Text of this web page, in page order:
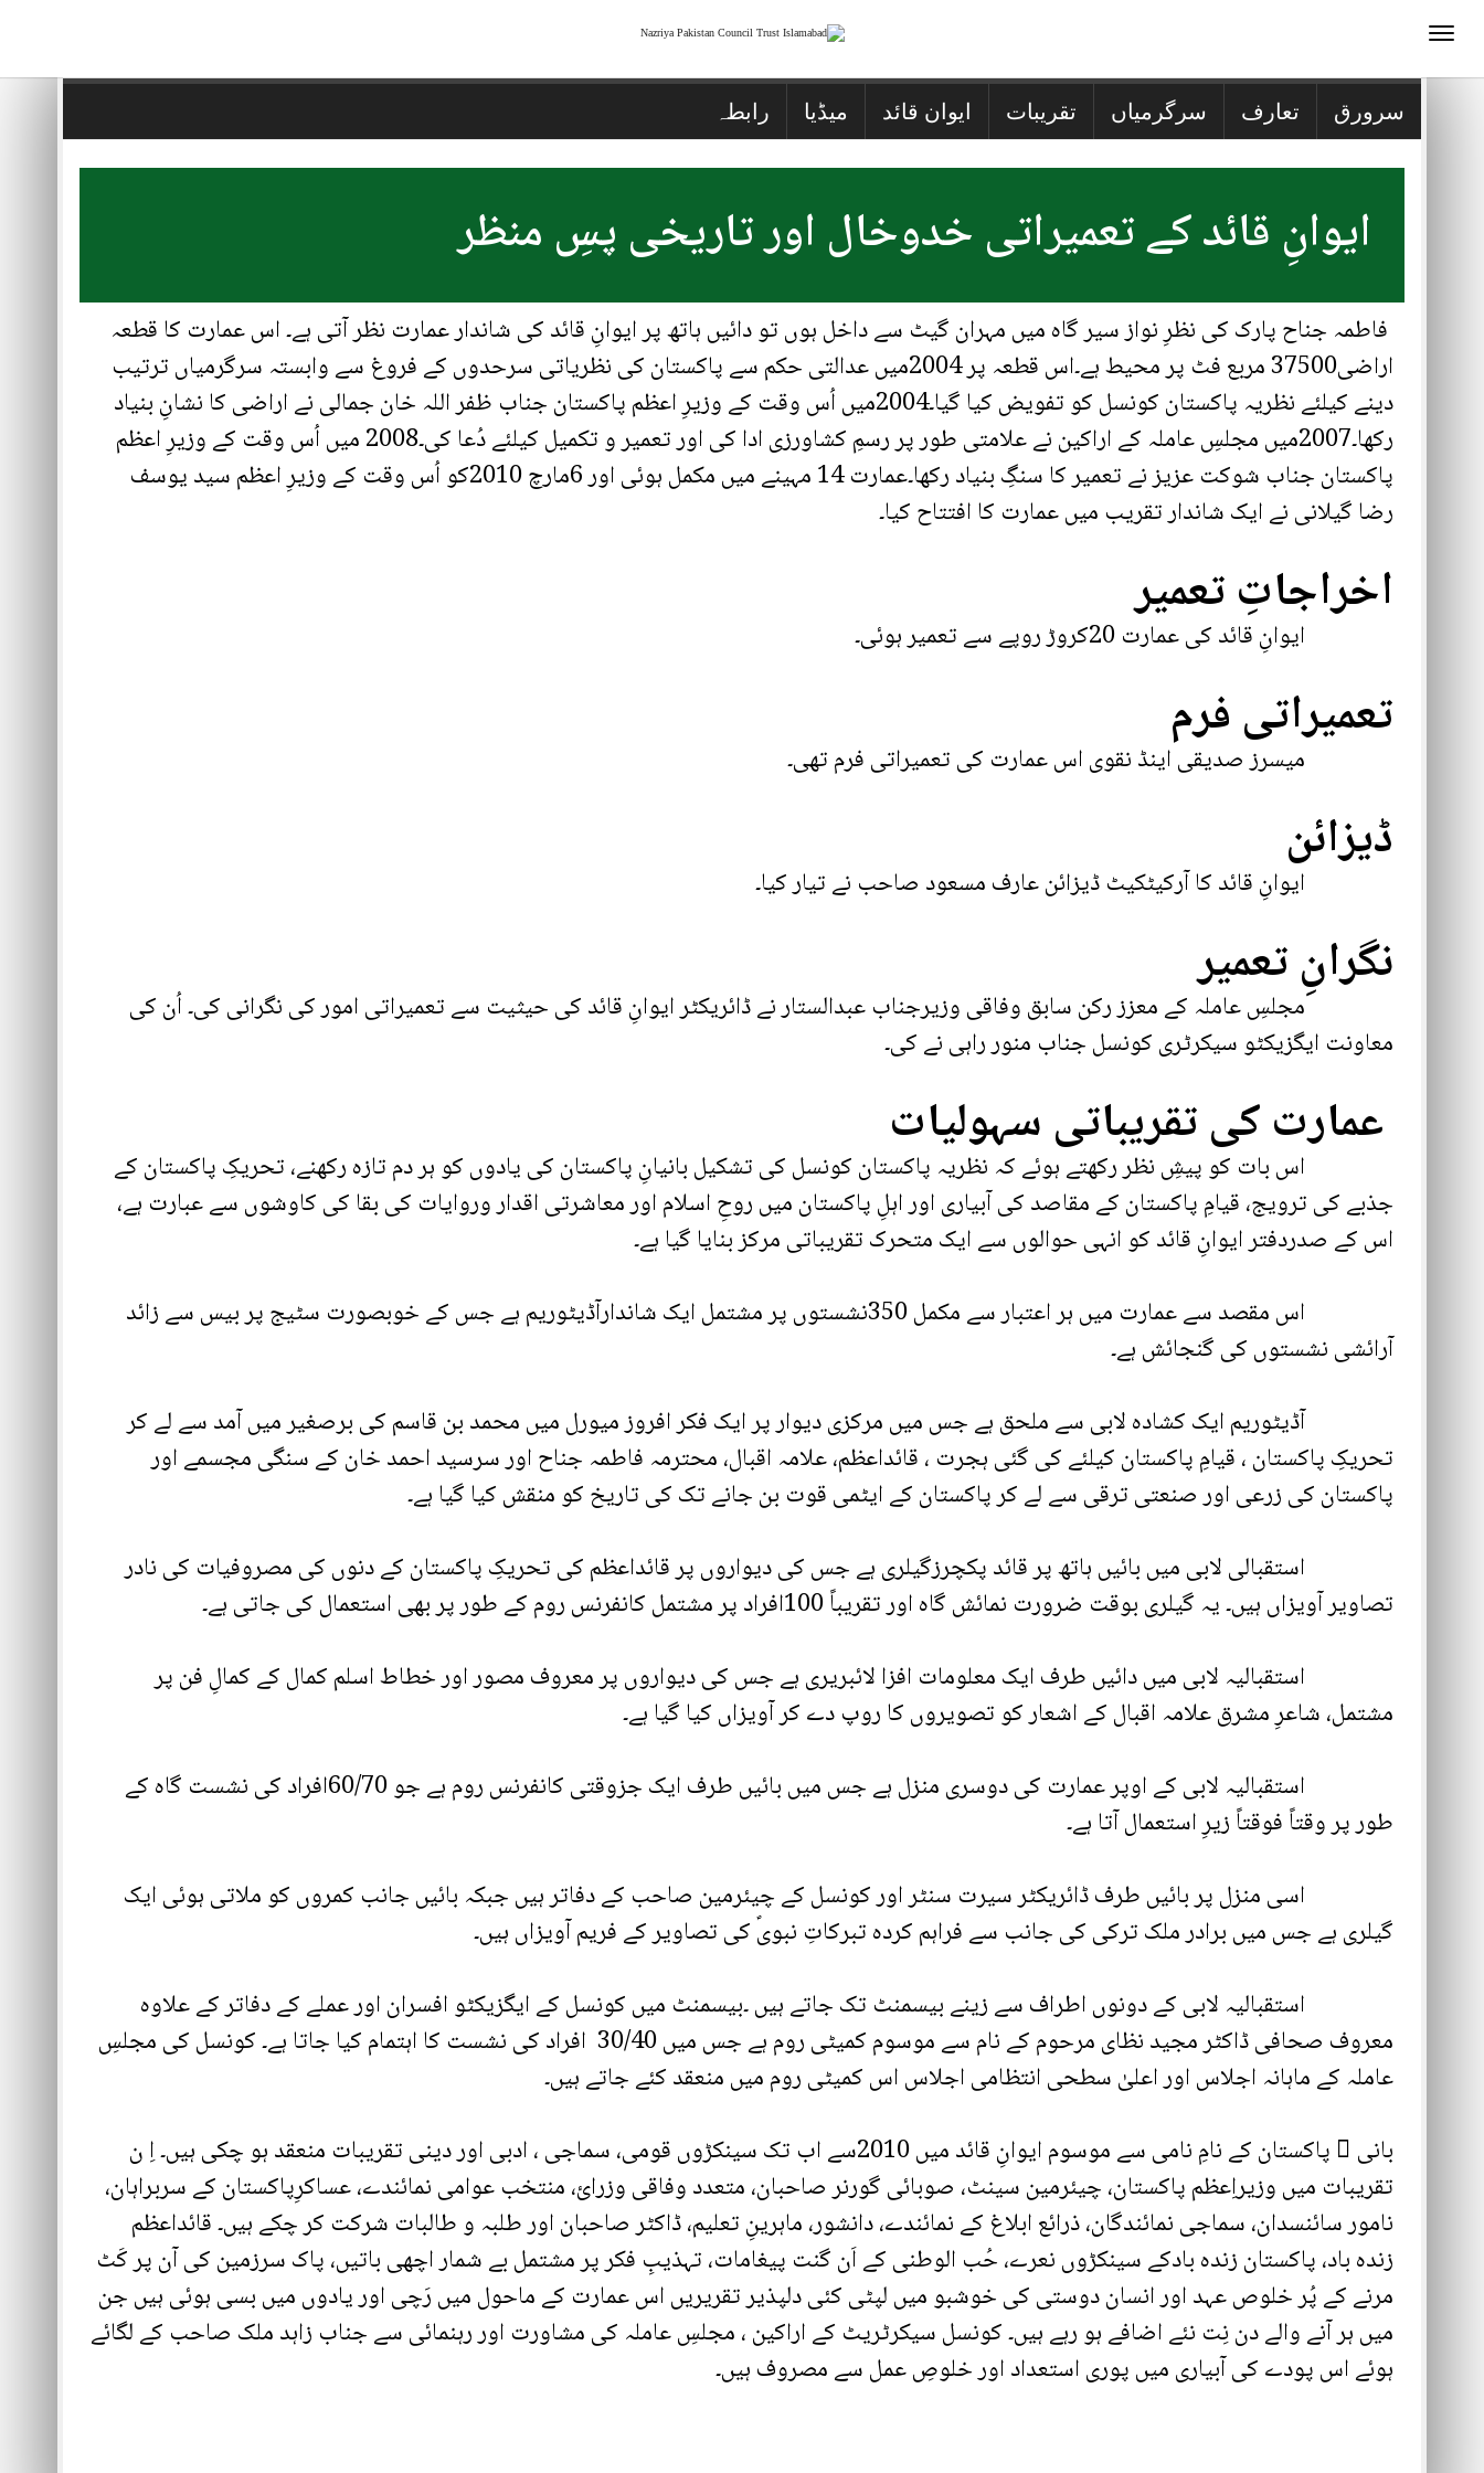
سرورق تعارف سرگرمیاں تقریبات ایوان قائد میڈیا رابطہ
ایوانِ قائد کے تعمیراتی خدوخال اور تاریخی پسِ منظر
فاطمہ جناح پارک کی نظرِ نواز سیر گاہ میں مہران گیٹ سے داخل ہوں تو دائیں ہاتھ پر ایوانِ قائد کی شاندار عمارت نظر آتی ہے۔ اس عمارت کا قطعہ
اراضی37500 مربع فٹ پر محیط ہے۔اس قطعہ پر 2004میں عدالتی حکم سے پاکستان کی نظریاتی سرحدوں کے فروغ سے وابستہ سرگرمیاں ترتیب
دینے کیلئے نظریہ پاکستان کونسل کو تفویض کیا گیا۔2004میں اُس وقت کے وزیرِ اعظم پاکستان جناب ظفر اللہ خان جمالی نے اراضی کا نشانِ بنیاد
رکھا۔2007میں مجلسِ عاملہ کے اراکین نے علامتی طور پر رسمِ کشاورزی ادا کی اور تعمیر و تکمیل کیلئے دُعا کی۔2008 میں اُس وقت کے وزیرِ اعظم
پاکستان جناب شوکت عزیز نے تعمیر کا سنگِ بنیاد رکھا۔عمارت 14 مہینے میں مکمل ہوئی اور 6مارچ 2010کو اُس وقت کے وزیرِ اعظم سید یوسف
رضا گیلانی نے ایک شاندار تقریب میں عمارت کا افتتاح کیا۔
اخراجاتِ تعمیر
ایوانِ قائد کی عمارت 20کروڑ روپے سے تعمیر ہوئی۔
تعمیراتی فرم
میسرز صدیقی اینڈ نقوی اس عمارت کی تعمیراتی فرم تھی۔
ڈیزائن
ایوانِ قائد کا آرکیٹکیٹ ڈیزائن عارف مسعود صاحب نے تیار کیا۔
نگرانِ تعمیر
مجلسِ عاملہ کے معزز رکن سابق وفاقی وزیرجناب عبدالستار نے ڈائریکٹر ایوانِ قائد کی حیثیت سے تعمیراتی امور کی نگرانی کی۔ اُن کی
معاونت ایگزیکٹو سیکرٹری کونسل جناب منور راہی نے کی۔
عمارت کی تقریباتی سہولیات
اس بات کو پیشِ نظر رکھتے ہوئے کہ نظریہ پاکستان کونسل کی تشکیل بانیانِ پاکستان کی یادوں کو ہر دم تازہ رکھنے، تحریکِ پاکستان کے
جذبے کی ترویج، قیامِ پاکستان کے مقاصد کی آبیاری اور اہلِ پاکستان میں روحِ اسلام اور معاشرتی اقدار وروایات کی بقا کی کاوشوں سے عبارت ہے،
اس کے صدردفتر ایوانِ قائد کو انہی حوالوں سے ایک متحرک تقریباتی مرکز بنایا گیا ہے۔
اس مقصد سے عمارت میں ہر اعتبار سے مکمل 350نشستوں پر مشتمل ایک شاندارآڈیٹوریم ہے جس کے خوبصورت سٹیج پر بیس سے زائد
آرائشی نشستوں کی گنجائش ہے۔
آڈیٹوریم ایک کشادہ لابی سے ملحق ہے جس میں مرکزی دیوار پر ایک فکر افروز میورل میں محمد بن قاسم کی برصغیر میں آمد سے لے کر
تحریکِ پاکستان ، قیامِ پاکستان کیلئے کی گئی ہجرت ، قائداعظم، علامہ اقبال، محترمہ فاطمہ جناح اور سرسید احمد خان کے سنگی مجسمے اور
پاکستان کی زرعی اور صنعتی ترقی سے لے کر پاکستان کے ایٹمی قوت بن جانے تک کی تاریخ کو منقش کیا گیا ہے۔
استقبالی لابی میں بائیں ہاتھ پر قائد پکچرزگیلری ہے جس کی دیواروں پر قائداعظم کی تحریکِ پاکستان کے دنوں کی مصروفیات کی نادر
تصاویر آویزاں ہیں۔ یہ گیلری بوقت ضرورت نمائش گاہ اور تقریباً 100افراد پر مشتمل کانفرنس روم کے طور پر بھی استعمال کی جاتی ہے۔
استقبالیہ لابی میں دائیں طرف ایک معلومات افزا لائبریری ہے جس کی دیواروں پر معروف مصور اور خطاط اسلم کمال کے کمالِ فن پر
مشتمل، شاعرِ مشرق علامہ اقبال کے اشعار کو تصویروں کا روپ دے کر آویزاں کیا گیا ہے۔
استقبالیہ لابی کے اوپر عمارت کی دوسری منزل ہے جس میں بائیں طرف ایک جزوقتی کانفرنس روم ہے جو 60/70افراد کی نشست گاہ کے
طور پر وقتاً فوقتاً زیرِ استعمال آتا ہے۔
اسی منزل پر بائیں طرف ڈائریکٹر سیرت سنٹر اور کونسل کے چیئرمین صاحب کے دفاتر ہیں جبکہ بائیں جانب کمروں کو ملاتی ہوئی ایک
گیلری ہے جس میں برادر ملک ترکی کی جانب سے فراہم کردہ تبرکاتِ نبویؐ کی تصاویر کے فریم آویزاں ہیں۔
استقبالیہ لابی کے دونوں اطراف سے زینے بیسمنٹ تک جاتے ہیں ۔بیسمنٹ میں کونسل کے ایگزیکٹو افسران اور عملے کے دفاتر کے علاوہ
معروف صحافی ڈاکٹر مجید نظای مرحوم کے نام سے موسوم کمیٹی روم ہے جس میں 30/40 افراد کی نشست کا اہتمام کیا جاتا ہے۔ کونسل کی مجلسِ
عاملہ کے ماہانہ اجلاس اور اعلیٰ سطحی انتظامی اجلاس اس کمیٹی روم میں منعقد کئے جاتے ہیں۔
بانی ٔ پاکستان کے نامِ نامی سے موسوم ایوانِ قائد میں 2010سے اب تک سینکڑوں قومی، سماجی ، ادبی اور دینی تقریبات منعقد ہو چکی ہیں۔ اِ ن
تقریبات میں وزیراِعظم پاکستان، چیئرمین سینٹ، صوبائی گورنر صاحبان، متعدد وفاقی وزرائ، منتخب عوامی نمائندے، عساکرِپاکستان کے سربراہان،
نامور سائنسدان، سماجی نمائندگان، ذرائع ابلاغ کے نمائندے، دانشور، ماہرینِ تعلیم، ڈاکٹر صاحبان اور طلبہ و طالبات شرکت کر چکے ہیں۔ قائداعظم
زندہ باد، پاکستان زندہ بادکے سینکڑوں نعرے، حُب الوطنی کے اَن گنت پیغامات، تہذیبِ فکر پر مشتمل بے شمار اچھی باتیں، پاک سرزمین کی آن پر کَٹ
مرنے کے پُر خلوص عہد اور انسان دوستی کی خوشبو میں لپٹی کئی دلپذیر تقریریں اس عمارت کے ماحول میں رَچی اور یادوں میں بسی ہوئی ہیں جن
میں ہر آنے والے دن نِت نئے اضافے ہو رہے ہیں۔ کونسل سیکرٹریٹ کے اراکین ، مجلسِ عاملہ کی مشاورت اور رہنمائی سے جناب زاہد ملک صاحب کے لگائے
ہوئے اس پودے کی آبیاری میں پوری استعداد اور خلوصِ عمل سے مصروف ہیں۔